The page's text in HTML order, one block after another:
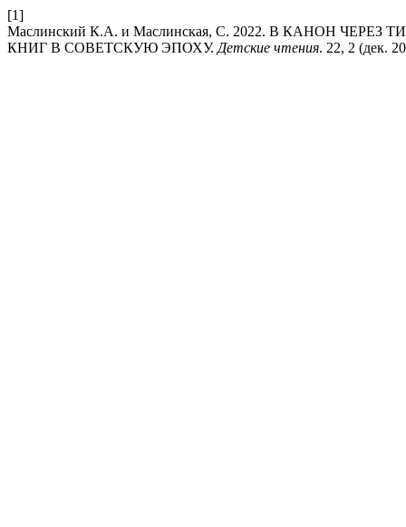
[1]
Маслинский К.А. и Маслинская, С. 2022. В КАНОН
КНИГ В СОВЕТСКУЮ ЭПОХУ. Детские чтения. 22, 2 (дек.